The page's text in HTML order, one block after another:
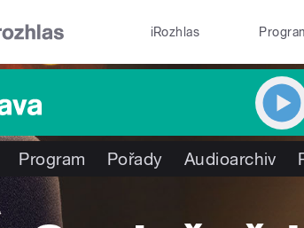
iRozhlas
Program Pořady Audioarchiv